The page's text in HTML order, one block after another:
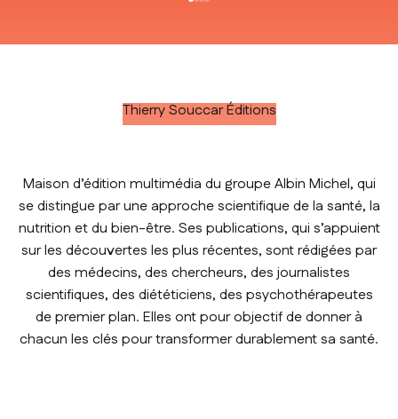
Thierry Souccar Éditions
Maison d’édition multimédia du groupe Albin Michel, qui
se distingue par une approche scientifique de la santé, la
nutrition et du bien-être. Ses publications, qui s’appuient
sur les découvertes les plus récentes, sont rédigées par
des médecins, des chercheurs, des journalistes
scientifiques, des diététiciens, des psychothérapeutes
de premier plan. Elles ont pour objectif de donner à
chacun les clés pour transformer durablement sa santé.